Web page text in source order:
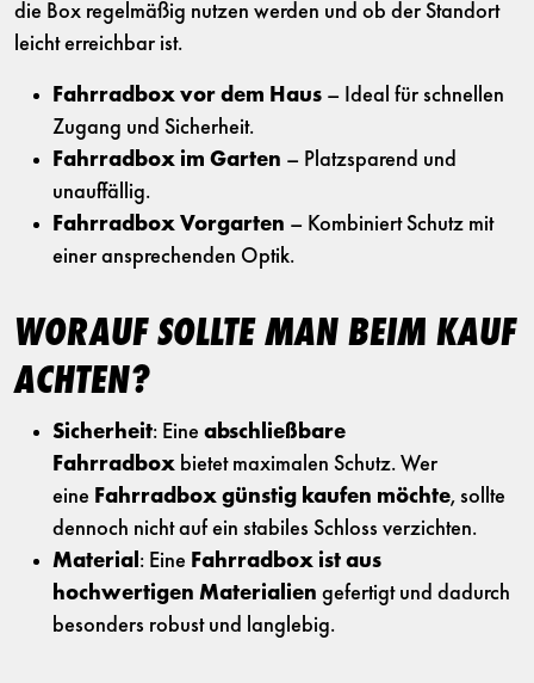
die Box regelmäßig nutzen werden und ob der Standort
leicht erreichbar ist.
Fahrradbox vor dem Haus – Ideal für schnellen
Zugang und Sicherheit.
Fahrradbox im Garten – Platzsparend und
unauffällig.
Fahrradbox Vorgarten – Kombiniert Schutz mit
einer ansprechenden Optik.
WORAUF SOLLTE MAN BEIM KAUF
ACHTEN?
Sicherheit: Eine abschließbare
Fahrradbox bietet maximalen Schutz. Wer
eine Fahrradbox günstig kaufen möchte, sollte
dennoch nicht auf ein stabiles Schloss verzichten.
Material: Eine Fahrradbox ist aus
hochwertigen Materialien gefertigt und dadurch
besonders robust und langlebig.